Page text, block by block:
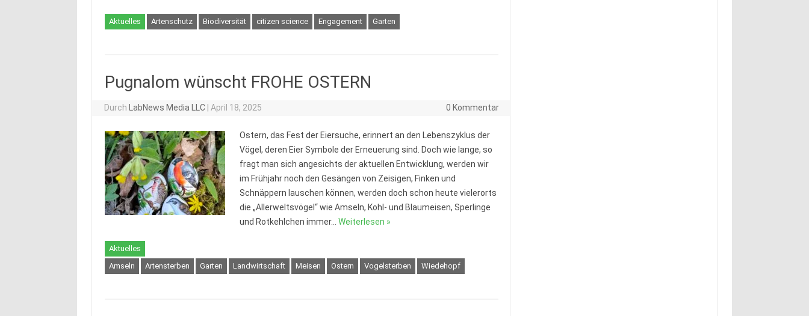
Aktuelles Artenschutz Biodiversität citizen science Engagement Garten
Pugnalom wünscht FROHE OSTERN
Durch LabNews Media LLC April 18, 2025 0 Kommentar
Ostern, das Fest der Eiersuche, erinnert an den Lebenszyklus der
Vögel, deren Eier Symbole der Erneuerung sind. Doch wie lange, so
fragt man sich angesichts der aktuellen Entwicklung, werden wir
im Frühjahr noch den Gesängen von Zeisigen, Finken und
Schnäppern lauschen können, werden doch schon heute vielerorts
die „Allerweltsvögel“ wie Amseln, Kohl- und Blaumeisen, Sperlinge
und Rotkehlchen immer… Weiterlesen »
Aktuelles
Amseln
Artensterben Garten Landwirtschaft Meisen Ostern Vogelsterben Wiedehopf